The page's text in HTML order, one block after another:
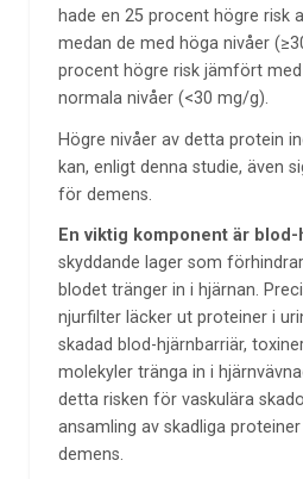
hade en 25 procent högre risk
medan de med höga nivåer
procent högre risk jämfört
normala nivåer (<30 mg/g).
Högre nivåer av detta protein
kan, enligt denna studie, även
för demens.
En viktig komponent är
skyddande lager som
blodet tränger in i hjärnan.
njurfilter läcker ut proteiner i
skadad blod-hjärnbarriär,
molekyler tränga in i
detta risken för vaskulära
ansamling av skadliga
demens.